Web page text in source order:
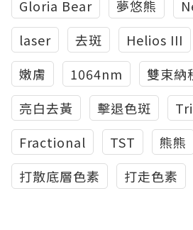
Gloria Bear 夢悠熊
laser
去斑 Helios III
嫩膚
1064nm
雙束納
亮白去黃
擊退色斑
Fractional
TST
熊熊
打散底層色素
打走色素